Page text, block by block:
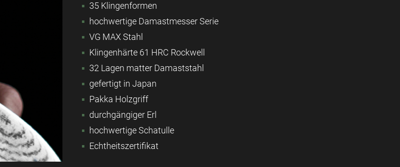
35 Klingenformen
hochwertige Damastmesser Serie
VG MAX Stahl
Klingenhärte 61 HRC Rockwell
32 Lagen matter Damaststahl
gefertigt in Japan
Pakka Holzgriff
durchgängiger Erl
hochwertige Schatulle
Echtheitszertifikat